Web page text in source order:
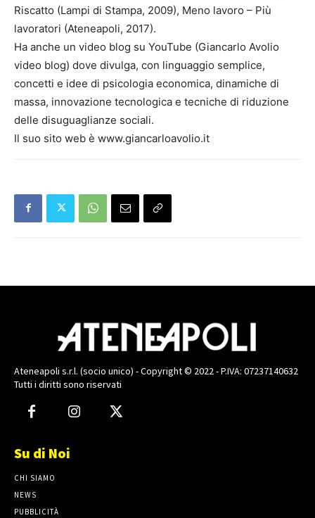
Riscatto (Lampi di Stampa, 2009), Meno lavoro – Più
lavoratori (Ateneapoli, 2017).
Ha anche un video blog su YouTube (Giancarlo Avolio
video blog) dove divulga, con linguaggio semplice,
concetti e idee di psicologia economica, dinamiche di
massa, innovazione tecnologica e tecniche di riduzione
delle disuguaglianze sociali.
Il suo sito web è www.giancarloavolio.it
Ateneapoli s.r.l. (socio unico) - Copyright © 2022 - P.IVA: 07237140632
Tutti i diritti sono riservati
Su di Noi
CHI SIAMO
NEWS
PUBBLICITÀ